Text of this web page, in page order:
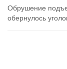
Обрушение
обернулось